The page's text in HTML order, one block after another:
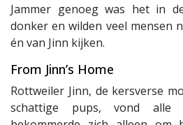
Jammer genoeg was het in
donker en wilden veel mensen
én van Jinn kijken.
From Jinn’s Home
Rottweiler Jinn, de kersverse
schattige pups, vond alle